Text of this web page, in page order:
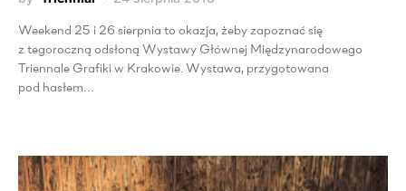
Weekend 25 i 26 sierpnia to okazja, żeby zapoznać się
z tegoroczną odsłoną Wystawy Głównej Międzynarodowego
Triennale Grafiki w Krakowie. Wystawa, przygotowana
pod hasłem…